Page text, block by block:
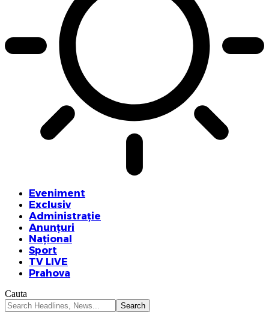
Eveniment
Exclusiv
Administrație
Anunțuri
Național
Sport
TV LIVE
Prahova
Cauta